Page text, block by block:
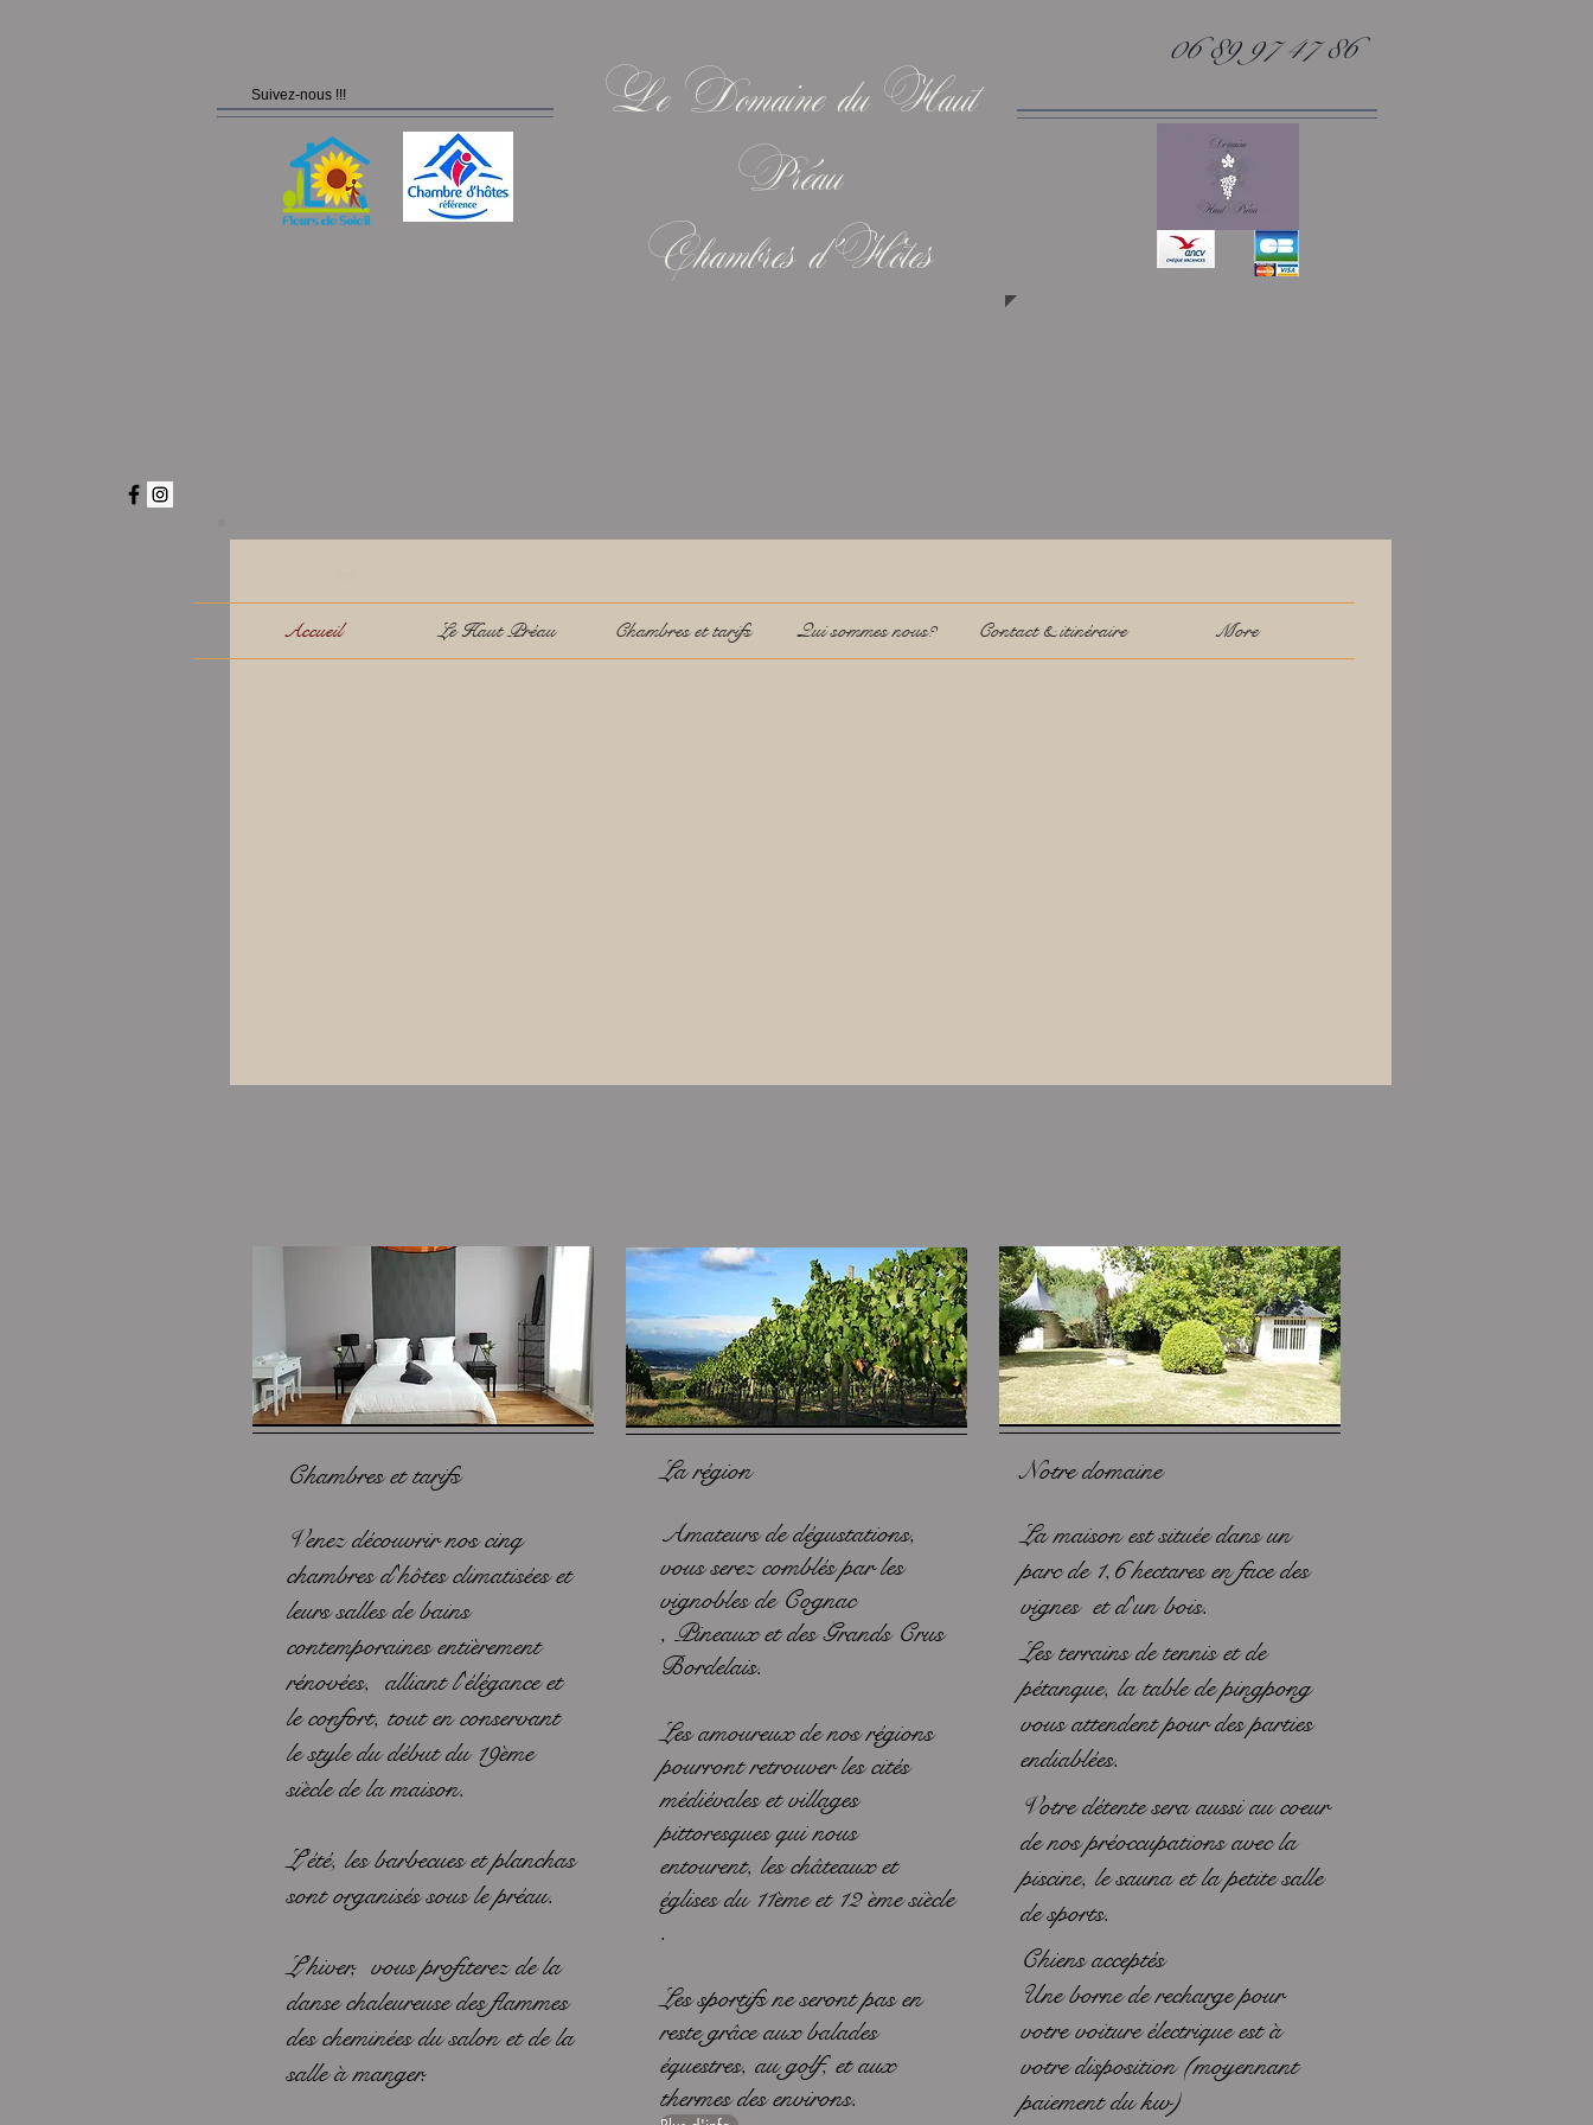
Le Domaine du Haut
Préau
Chambres d'Hôtes
Suivez-nous !!!
06 89 97 47 86
Chambres et tarifs
Venez découvrir nos cinq
chambres d'hôtes climatisées et
leurs salles de bains
contemporaines entièrement
rénovées, alliant l'élégance et
le confort, tout en conservant
le style du début du 19ème
siècle de la maison.
L'été, les barbecues et planchas
sont organisés sous le préau.
L'hiver, vous profiterez de la
danse chaleureuse des flammes
des cheminées du salon et de la
salle à manger.
La région
Amateurs de dégustations,
vous serez comblés par les
vignobles de Cognac
, Pineaux et des Grands Crus
Bordelais.
Les amoureux de nos régions
pourront retrouver les cités
médiévales et villages
pittoresques qui nous
entourent, les châteaux et
églises du 11ème et 12 ème siècle
.
Les sportifs ne seront pas en
reste grâce aux balades
équestres, au golf, et aux
thermes des environs.
Notre domaine
La maison est située dans un
parc de 1,6 hectares en face des
vignes et d'un bois.
Les terrains de tennis et de
pétanque, la table de pingpong
vous attendent pour des parties
endiablées.
Votre détente sera aussi au coeur
de nos préoccupations avec la
piscine, le sauna et la petite salle
de sports.
Chiens acceptés
Une borne de recharge pour
votre voiture électrique est à
votre disposition (moyennant
paiement du kw)
Accueil Le Haut Préau Chambres et tarifs Qui sommes nous? Contact & itinéraire More